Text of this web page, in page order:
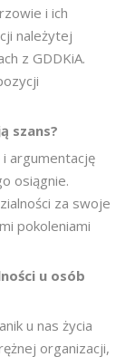
i ich
należytej
z GDDKiA.
szans?
argumentację
osiągnie.
za swoje
pokoleniami
u osób
u nas życia
organizacji,